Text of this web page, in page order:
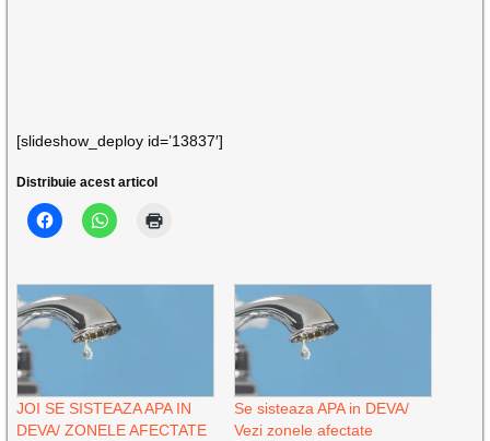
[slideshow_deploy id=’13837′]
Distribuie acest articol
JOI SE SISTEAZA APA IN
DEVA/ ZONELE AFECTATE
Se sisteaza APA in DEVA/
Vezi zonele afectate